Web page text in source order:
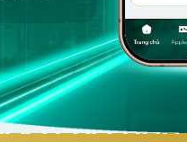
PHÁ